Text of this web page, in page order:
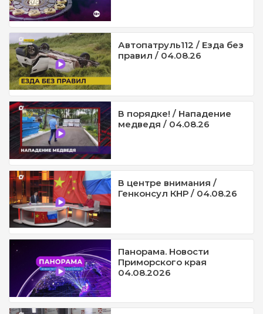
Автопатруль112 / Езда без
правил / 04.08.26
В порядке! / Нападение
медведя / 04.08.26
В центре внимания /
Генконсул КНР / 04.08.26
Панорама. Новости
Приморского края
04.08.2026